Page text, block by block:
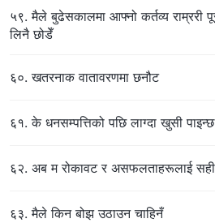
५९. मैले बुढेसकालमा आफ्नो कर्तव्य राम्ररी
लिनै छोडेँ
६०. खतरनाक वातावरणमा छनौट
६१. के धनसम्पत्तिको पछि लाग्दा खुसी
६२. अब म रोकावट र असफलताहरूलाई
६३. मैले किन बोझ उठाउन चाहिनँ